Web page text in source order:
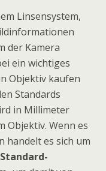
Linsensystem,
der Kamera
ein wichtiges
Objektiv kaufen
Standards
in Millimeter
Objektiv. Wenn es
handelt es sich um
Standard-